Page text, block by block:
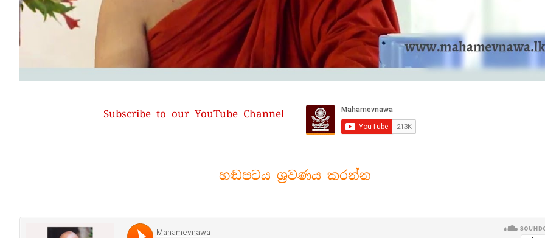
Subscribe to our YouTube Channel
හඬපටය ශ්‍රවණය කරන්න